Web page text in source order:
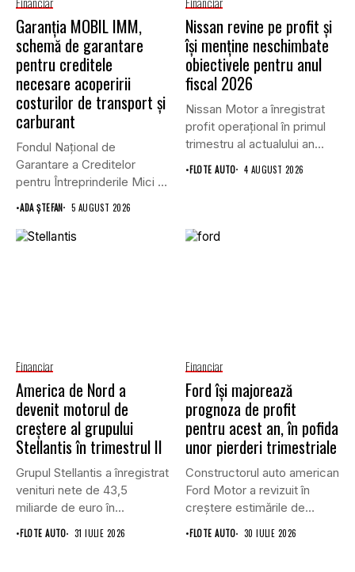
Garanţia MOBIL IMM,
schemă de garantare
pentru creditele
necesare acoperirii
costurilor de transport şi
carburant
Fondul Național de
Garantare a Creditelor
pentru Întreprinderile Mici și
Mijlocii (FNGCIMM)...
•ADA ȘTEFAN 5 AUGUST 2026
Nissan revine pe profit și
își menține neschimbate
obiectivele pentru anul
fiscal 2026
Nissan Motor a înregistrat
profit operațional în primul
trimestru al actualului an...
•FLOTE AUTO 4 AUGUST 2026
Financiar
America de Nord a
devenit motorul de
creștere al grupului
Stellantis în trimestrul II
Grupul Stellantis a înregistrat
venituri nete de 43,5
miliarde de euro în...
•FLOTE AUTO 31 IULIE 2026
Financiar
Ford își majorează
prognoza de profit
pentru acest an, în pofida
unor pierderi trimestriale
Constructorul auto american
Ford Motor a revizuit în
creștere estimările de
profit...
•FLOTE AUTO 30 IULIE 2026